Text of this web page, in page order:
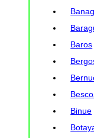
Baros
Binue